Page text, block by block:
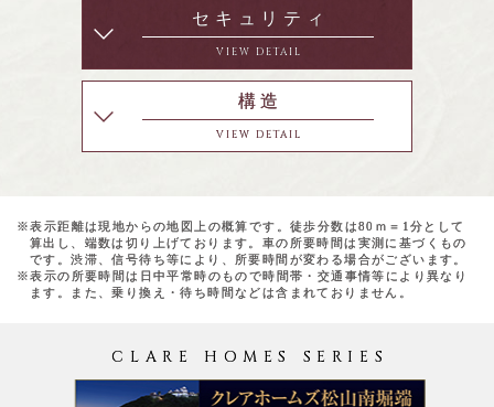
セキュリティ
VIEW DETAIL
構造
VIEW DETAIL
※表示距離は現地からの地図上の概算です。徒歩分数は80ｍ＝1分として
算出し、端数は切り上げております。車の所要時間は実測に基づくもの
です。渋滞、信号待ち等により、所要時間が変わる場合がございます。
※表示の所要時間は日中平常時のもので時間帯・交通事情等により異なり
ます。また、乗り換え・待ち時間などは含まれておりません。
CLARE HOMES SERIES